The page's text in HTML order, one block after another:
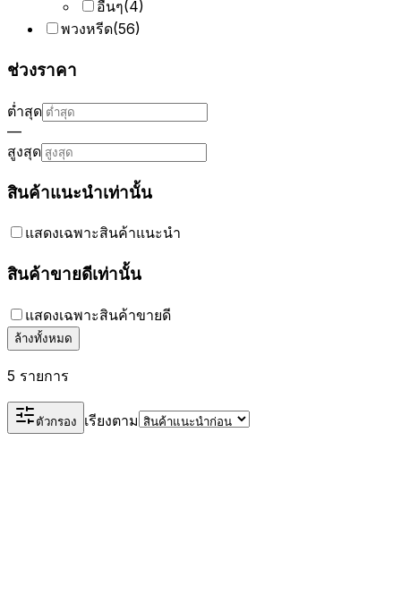
อื่นๆ(4)
พวงหรีด(56)
ช่วงราคา
ต่ำสุด
—
สูงสุด
สินค้าแนะนำเท่านั้น
แสดงเฉพาะสินค้าแนะนำ
สินค้าขายดีเท่านั้น
แสดงเฉพาะสินค้าขายดี
ล้างทั้งหมด
5 รายการ
ตัวกรอง เรียงตาม